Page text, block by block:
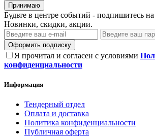
Принимаю
Будьте в центре событий - подпишитесь
Новинки, скидки, акции.
Оформить подписку
Я прочитал и согласен с условиями
конфиденциальности
Информация
Тендерный отдел
Оплата и доставка
Политика конфиденциальности
Публичная оферта